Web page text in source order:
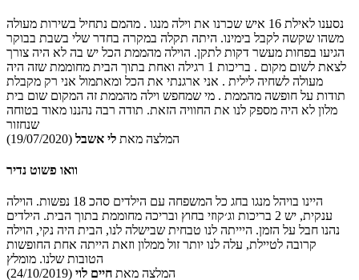
נסענו לאילת 16 איש שכרנו את וילה מנגו . מהמם נתחיל בשירות מעולה
משהו שקשה לקבל בימינו. היתה תקלה במקרה בחדר שלי בשבת בבוקר
הגיעו בפחות מעשר דקות לתקן. הוילה מהממת הכל יש בה לא היה צורך
לצאת לשום מקום . בריכות 1 רגילה ואחת בתוך הבית מחוממת שזה היה
מעולה לשחיה לילית . אני ארגנתי את הכל ומאתמול אני רק מקבלת
תודות על חופשה מהממת . מי שמחפש וילה מהממת זה המקום שום בית
מלון לא היה מספק לנו את החוויה הזאת. תודה רבה נהננו מאוד בטוחה
שנחזור
המלצה מאת לי אשבל (19/07/2020)
וואו פשוט נדיר
היינו בויהל מנגו בחג כל המשפחה עם הילדים סהכ 18 נפשות. הוילה
ענקית, יש 2 בריכות וג׳קוזי בחוץ ובריכה מחוממת בתוך הבית. הילדים
נהנו חבל על הזמן. היייתה לנו טבחית שבישלה לנו, הבית היה נקי, הוילה
קרובה לטיילת, עלה לנו יותר זול ממלון וזאת הייתה אחת החופשות
הטובות שלנו. מומלץ
המלצה מאת חיים לוי (24/10/2019)